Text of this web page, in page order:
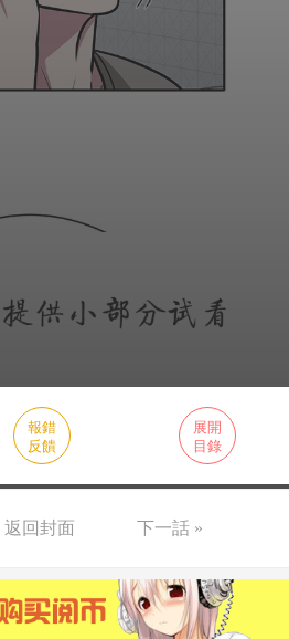
報錯
反饋
展開
目錄
返回封面 下一話 »